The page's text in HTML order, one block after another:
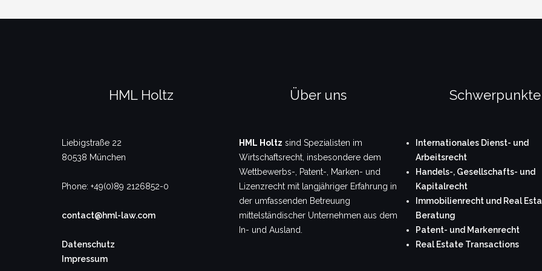
HML Holtz
Liebigstraße 22
80538 München
Phone: +49(0)89 2126852-0
contact@hml-law.com
Datenschutz
Impressum
Über uns
HML Holtz sind Spezialisten im
Wirtschaftsrecht, insbesondere dem
Wettbewerbs-, Patent-, Marken- und
Lizenzrecht mit langjähriger Erfahrung in
der umfassenden Betreuung
mittelständischer Unternehmen aus dem
In- und Ausland.
Schwerpunkte
Internationales Dienst- und
Arbeitsrecht
Handels-, Gesellschafts- und
Kapitalrecht
Immobilienrecht und Real
Beratung
Patent- und Markenrecht
Real Estate Transactions